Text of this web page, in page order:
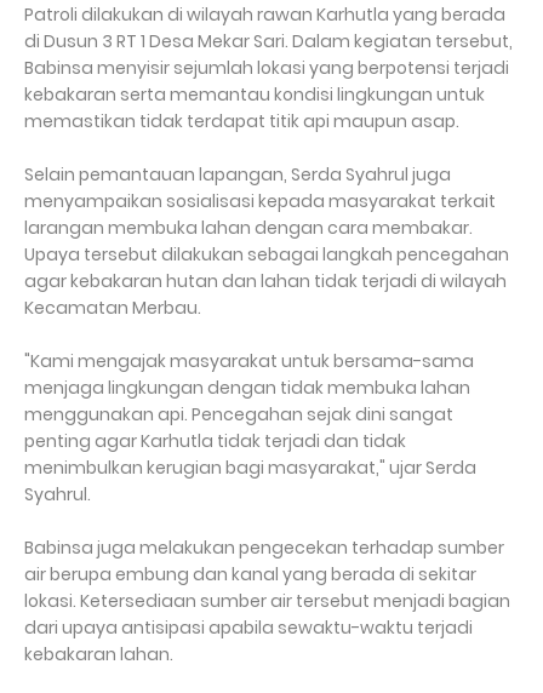
Patroli dilakukan di wilayah rawan Karhutla yang berada
di Dusun 3 RT 1 Desa Mekar Sari. Dalam kegiatan tersebut,
Babinsa menyisir sejumlah lokasi yang berpotensi terjadi
kebakaran serta memantau kondisi lingkungan untuk
memastikan tidak terdapat titik api maupun asap.
Selain pemantauan lapangan, Serda Syahrul juga
menyampaikan sosialisasi kepada masyarakat terkait
larangan membuka lahan dengan cara membakar.
Upaya tersebut dilakukan sebagai langkah pencegahan
agar kebakaran hutan dan lahan tidak terjadi di wilayah
Kecamatan Merbau.
"Kami mengajak masyarakat untuk bersama-sama
menjaga lingkungan dengan tidak membuka lahan
menggunakan api. Pencegahan sejak dini sangat
penting agar Karhutla tidak terjadi dan tidak
menimbulkan kerugian bagi masyarakat," ujar Serda
Syahrul.
Babinsa juga melakukan pengecekan terhadap sumber
air berupa embung dan kanal yang berada di sekitar
lokasi. Ketersediaan sumber air tersebut menjadi bagian
dari upaya antisipasi apabila sewaktu-waktu terjadi
kebakaran lahan.